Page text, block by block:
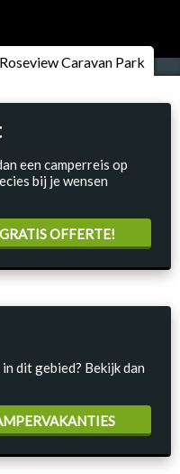
Caravan Park
een camperreis op
bij je wensen
OFFERTE!
dit gebied? Bekijk dan